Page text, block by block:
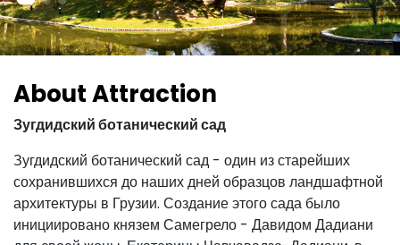
About Attraction
Зугдидский ботанический сад
Зугдидский ботанический сад - один из старейших
сохранившихся до наших дней образцов ландшафтной
архитектуры в Грузии. Создание этого сада было
инициировано князем Самегрело - Давидом Дадиани